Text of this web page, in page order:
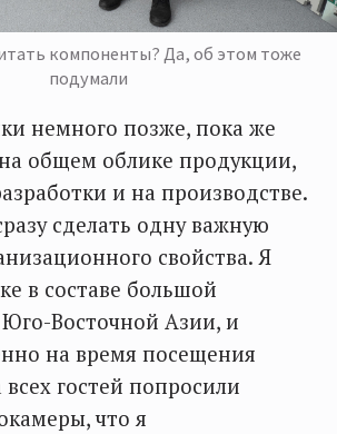
компоненты? Да, об этом тоже
подумали
немного позже, пока же
общем облике продукции,
и на производстве.
сделать одну важную
свойства. Я
в составе большой
Восточной Азии, и
на время посещения
гостей попросили
что я